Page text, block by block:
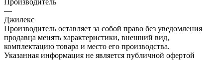
—
Джилекс
Производитель оставляет за собой право без уведомления
продавца менять характеристики, внешний вид,
комплектацию товара и место его производства.
Указанная информация не является публичной офертой